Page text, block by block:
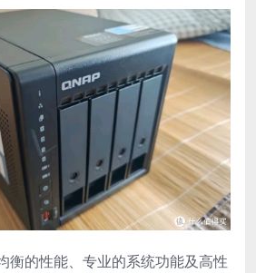
衡的性能、专业的系统功能及高性